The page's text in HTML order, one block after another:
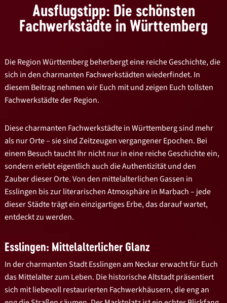
Ausflugstipp: Die schönsten
Fachwerkstädte in Württemberg
Die Region Württemberg beherbergt eine reiche Geschichte, die
sich in den charmanten Fachwerkstädten wiederfindet. In
diesem Beitrag nehmen wir Euch mit und zeigen Euch tollsten
Fachwerkstädte der Region.
Diese charmanten Fachwerkstädte in Württemberg sind mehr
als nur Orte – sie sind Zeitzeugen vergangener Epochen. Bei
einem Besuch taucht Ihr nicht nur in eine reiche Geschichte ein,
sondern erlebt eigentlich auch die Authentizität und den
Zauber dieser Orte. Von den mittelalterlichen Gassen in
Esslingen bis zur literarischen Atmosphäre in Marbach – jede
dieser Städte trägt ein einzigartiges Erbe, das darauf wartet,
entdeckt zu werden.
Esslingen: Mittelalterlicher Glanz
In der charmanten Stadt Esslingen am Neckar erwacht für Euch
das Mittelalter zum Leben. Die historische Altstadt präsentiert
sich mit liebevoll restaurierten Fachwerkhäusern, die eng an